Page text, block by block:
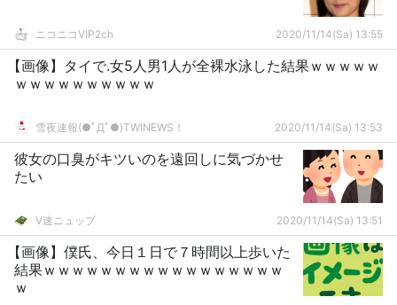
ニコニコVIP2ch 2020/11/14(Sa) 13:55
【画像】タイで.女5人男1人が全裸水泳した結果ｗｗｗｗｗ
ｗｗｗｗｗｗｗｗｗｗ
雪夜速報(●ﾟДﾟ●)TWINEWS！ 2020/11/14(Sa) 13:53
彼女の口臭がキツいのを遠回しに気づかせ
たい
V速ニュップ 2020/11/14(Sa) 13:51
【画像】僕氏、今日１日で７時間以上歩いた
結果ｗｗｗｗｗｗｗｗｗｗｗｗｗｗｗｗｗ
ｗ